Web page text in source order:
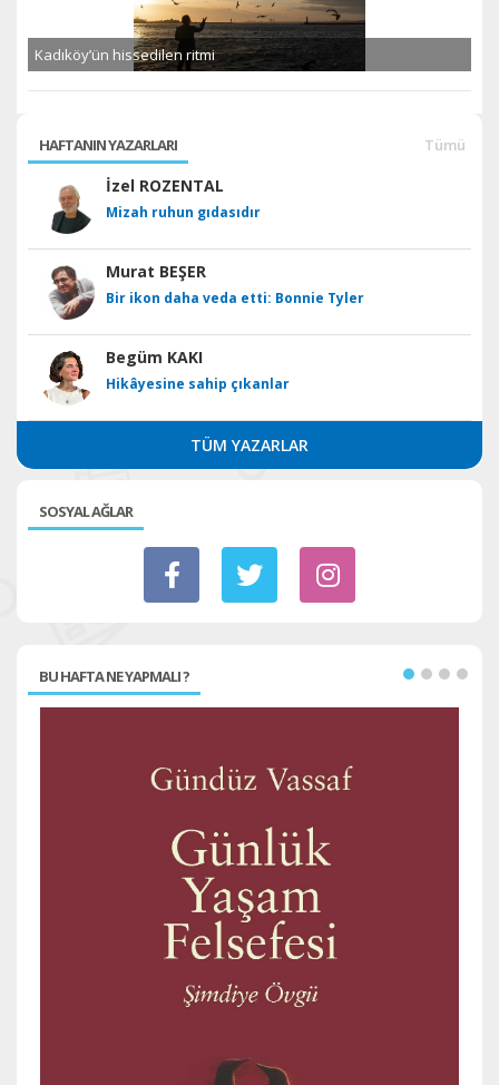
Kadıköy’ün hissedilen ritmi
HAFTANIN YAZARLARI Tümü
İzel ROZENTAL
Mizah ruhun gıdasıdır
Murat BEŞER
Bir ikon daha veda etti: Bonnie Tyler
Begüm KAKI
Hikâyesine sahip çıkanlar
TÜM YAZARLAR
SOSYAL AĞLAR
BU HAFTA NE YAPMALI ?